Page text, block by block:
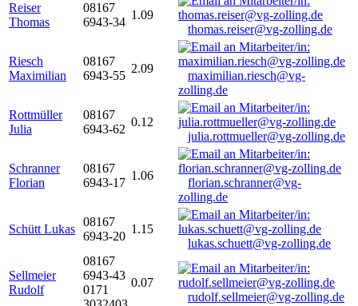
Reiser
Thomas
08167
6943-34
1.09
thomas.reiser@vg-zolling.de
Riesch
Maximilian
08167
6943-55
2.09
maximilian.riesch@vg-
zolling.de
Rottmüller
Julia
08167
6943-62
0.12
julia.rottmueller@vg-zolling.de
Schranner
Florian
08167
6943-17
1.06
florian.schranner@vg-
zolling.de
Schütt Lukas
08167
6943-20
1.15
lukas.schuett@vg-zolling.de
Sellmeier
Rudolf
08167
6943-43
0171
0.07
rudolf.sellmeier@vg-zolling.de